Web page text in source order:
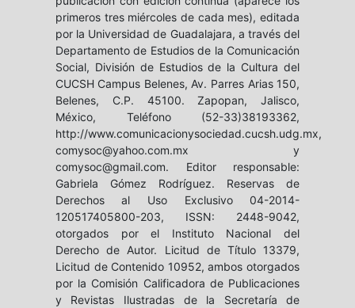
primeros tres miércoles de cada mes), editada
por la Universidad de Guadalajara, a través del
Departamento de Estudios de la Comunicación
Social, División de Estudios de la Cultura del
CUCSH Campus Belenes, Av. Parres Arias 150,
Belenes, C.P. 45100. Zapopan, Jalisco,
México, Teléfono (52-33)38193362,
http://www.comunicacionysociedad.cucsh.udg.mx,
comysoc@yahoo.com.mx y
comysoc@gmail.com. Editor responsable:
Gabriela Gómez Rodríguez. Reservas de
Derechos al Uso Exclusivo 04-2014-
120517405800-203, ISSN: 2448-9042,
otorgados por el Instituto Nacional del
Derecho de Autor. Licitud de Título 13379,
Licitud de Contenido 10952, ambos otorgados
por la Comisión Calificadora de Publicaciones
y Revistas Ilustradas de la Secretaría de